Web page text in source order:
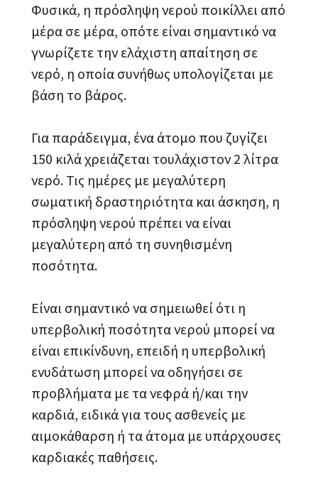
Φυσικά, η πρόσληψη νερού ποικίλλει από
μέρα σε μέρα, οπότε είναι σημαντικό να
γνωρίζετε την ελάχιστη απαίτηση σε
νερό, η οποία συνήθως υπολογίζεται με
βάση το βάρος.
Για παράδειγμα, ένα άτομο που ζυγίζει
150 κιλά χρειάζεται τουλάχιστον 2 λίτρα
νερό. Τις ημέρες με μεγαλύτερη
σωματική δραστηριότητα και άσκηση, η
πρόσληψη νερού πρέπει να είναι
μεγαλύτερη από τη συνηθισμένη
ποσότητα.
Είναι σημαντικό να σημειωθεί ότι η
υπερβολική ποσότητα νερού μπορεί να
είναι επικίνδυνη, επειδή η υπερβολική
ενυδάτωση μπορεί να οδηγήσει σε
προβλήματα με τα νεφρά ή/και την
καρδιά, ειδικά για τους ασθενείς με
αιμοκάθαρση ή τα άτομα με υπάρχουσες
καρδιακές παθήσεις.